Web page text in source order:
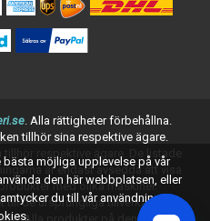
. Alla rättigheter förbehållna.
tillhör sina respektive ägare.
respektive ägare. De listade
är endast avsedda att visa
med olika maskiner.
de ursprungliga tillverkarna av
möjliga upplevelse på vår
den här webbplatsen, eller
du till vår användning av